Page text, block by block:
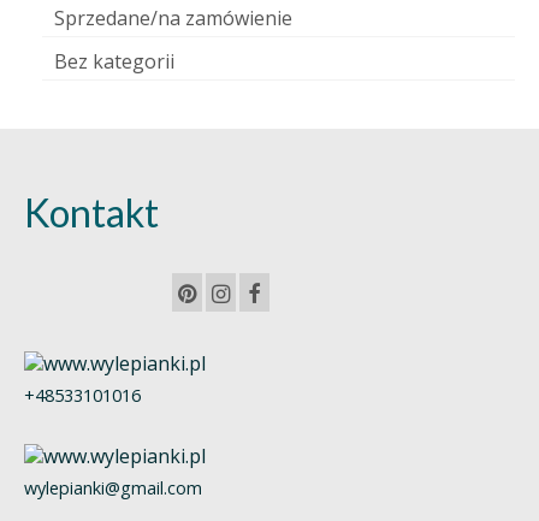
Sprzedane/na zamówienie
Bez kategorii
Kontakt
+48533101016
wylepianki@gmail.com